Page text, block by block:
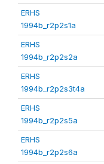
ERHS
1994b_r2p2s1a
ERHS
1994b_r2p2s2a
ERHS
1994b_r2p2s3t4a
ERHS
1994b_r2p2s5a
ERHS
1994b_r2p2s6a